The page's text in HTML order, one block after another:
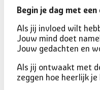
Begin je dag met
Als jij invloed wilt
Jouw mind doet
Jouw gedachten en
Als jij ontwaakt met
zeggen hoe heerlijk